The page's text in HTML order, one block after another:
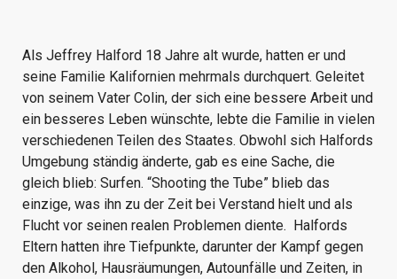
Als Jeffrey Halford 18 Jahre alt wurde, hatten er und
seine Familie Kalifornien mehrmals durchquert. Geleitet
von seinem Vater Colin, der sich eine bessere Arbeit und
ein besseres Leben wünschte, lebte die Familie in vielen
verschiedenen Teilen des Staates. Obwohl sich Halfords
Umgebung ständig änderte, gab es eine Sache, die
gleich blieb: Surfen. “Shooting the Tube” blieb das
einzige, was ihn zu der Zeit bei Verstand hielt und als
Flucht vor seinen realen Problemen diente. Halfords
Eltern hatten ihre Tiefpunkte, darunter der Kampf gegen
den Alkohol, Hausräumungen, Autounfälle und Zeiten, in